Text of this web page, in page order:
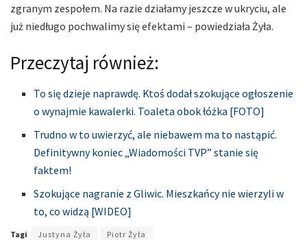
zgranym zespołem. Na razie działamy jeszcze w ukryciu, ale
już niedługo pochwalimy się efektami – powiedziała Żyła.
Przeczytaj również:
To się dzieje naprawdę. Ktoś dodał szokujące ogłoszenie
o wynajmie kawalerki. Toaleta obok łóżka [FOTO]
Trudno w to uwierzyć, ale niebawem ma to nastąpić.
Definitywny koniec „Wiadomości TVP” stanie się
faktem!
Szokujące nagranie z Gliwic. Mieszkańcy nie wierzyli w
to, co widzą [WIDEO]
Tagi Justyna Żyła Piotr Żyła